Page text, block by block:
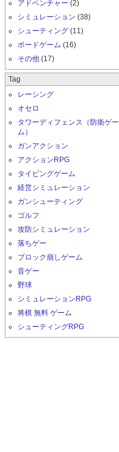
アドベンチャー (2)
シミュレーション (38)
シューティング (11)
ボードゲーム (16)
その他 (17)
Tag
レーシング
オセロ
タワーディフェンス（防衛ゲー
ム）
ガンアクション
アクションRPG
タイピングゲーム
経営シミュレーション
ガンシューティング
ゴルフ
攻防シミュレーション
落ちゲー
ブロック崩しゲーム
音ゲー
野球
シミュレーションRPG
将棋 無料 ゲーム
シューティングRPG